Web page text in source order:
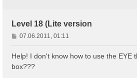
Level 18 (Lite version
B
e
r
07.06.2011, 01:11
Help! I don't know how to use the EYE
box???